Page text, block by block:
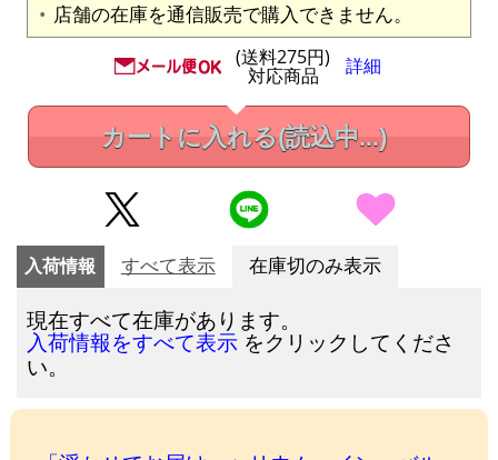
店舗の在庫を通信販売で購入できません。
(送料275円)
対応商品 詳細
カートに入れる(読込中...)
入荷情報 すべて表示 在庫切のみ表示
現在すべて在庫があります。
入荷情報をすべて表示 をクリックしてくださ
い。